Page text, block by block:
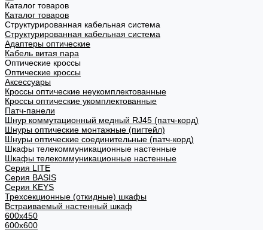
Каталог товаров
Каталог товаров
Структурированная кабельная система
Структурированная кабельная система
Адаптеры оптические
Кабель витая пара
Оптические кроссы
Оптические кроссы
Аксессуары
Кроссы оптические неукомплектованные
Кроссы оптические укомплектованные
Патч-панели
Шнур коммутационный медный RJ45 (патч-корд)
Шнуры оптические монтажные (пигтейл)
Шнуры оптические соединительные (патч-корд)
Шкафы телекоммуникационные настенные
Шкафы телекоммуникационные настенные
Cерия LITE
Cерия BASIS
Cерия KEYS
Трехсекционные (откидные) шкафы
Встраиваемый настенный шкаф
600x450
600x600